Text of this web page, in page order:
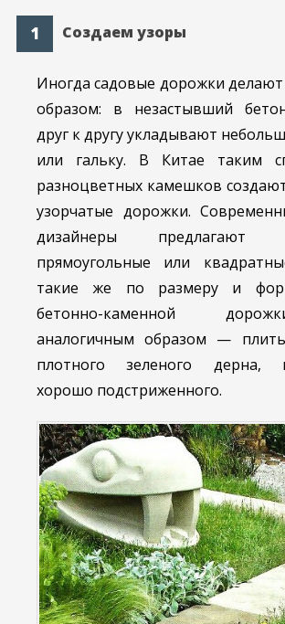
Создаем узоры
Иногда садовые дорожки
образом: в незастывший
друг к другу укладывают
или гальку. В Китае таким
разноцветных камешков
узорчатые дорожки.
дизайнеры предлагают
прямоугольные или
такие же по размеру и
бетонно-каменной
аналогичным образом —
плотного зеленого дерна,
хорошо подстриженного.